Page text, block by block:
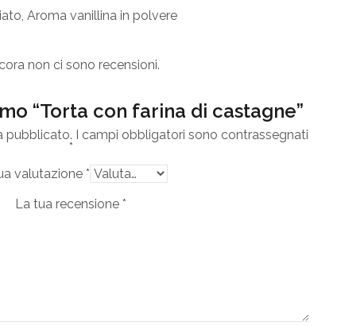
Aroma vanillina in polvere
non ci sono recensioni.
“Torta con farina di castagne”
pubblicato. I campi obbligatori sono contrassegnati
*
valutazione *
La tua recensione *